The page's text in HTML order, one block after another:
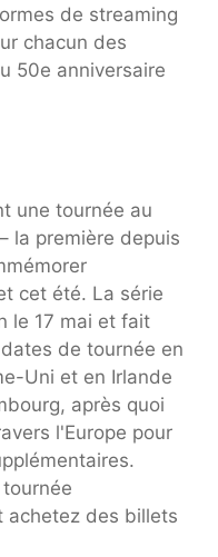
de streaming
chacun des
50e anniversaire
une tournée au
la première depuis
cet été. La série
le 17 mai et fait
de tournée en
Uni et en Irlande
après quoi
l'Europe pour
achetez des billets